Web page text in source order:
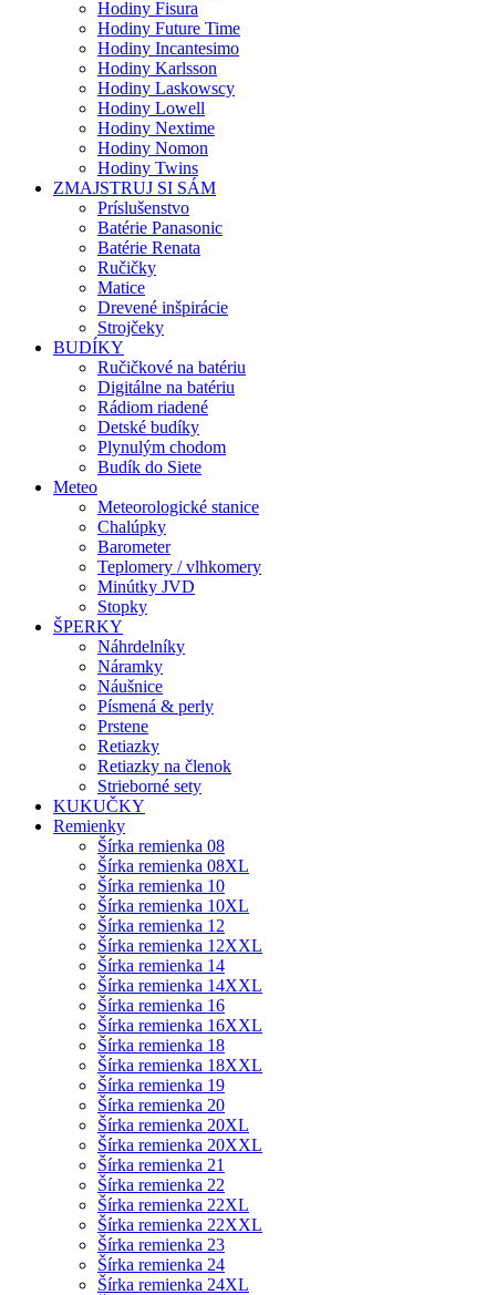
Hodiny Fisura
Hodiny Future Time
Hodiny Incantesimo
Hodiny Karlsson
Hodiny Laskowscy
Hodiny Lowell
Hodiny Nextime
Hodiny Nomon
Hodiny Twins
ZMAJSTRUJ SI SÁM
Príslušenstvo
Batérie Panasonic
Batérie Renata
Ručičky
Matice
Drevené inšpirácie
Strojčeky
BUDÍKY
Ručičkové na batériu
Digitálne na batériu
Rádiom riadené
Detské budíky
Plynulým chodom
Budík do Siete
Meteo
Meteorologické stanice
Chalúpky
Barometer
Teplomery / vlhkomery
Minútky JVD
Stopky
ŠPERKY
Náhrdelníky
Náramky
Náušnice
Písmená & perly
Prstene
Retiazky
Retiazky na členok
Strieborné sety
KUKUČKY
Remienky
Šírka remienka 08
Šírka remienka 08XL
Šírka remienka 10
Šírka remienka 10XL
Šírka remienka 12
Šírka remienka 12XXL
Šírka remienka 14
Šírka remienka 14XXL
Šírka remienka 16
Šírka remienka 16XXL
Šírka remienka 18
Šírka remienka 18XXL
Šírka remienka 19
Šírka remienka 20
Šírka remienka 20XL
Šírka remienka 20XXL
Šírka remienka 21
Šírka remienka 22
Šírka remienka 22XL
Šírka remienka 22XXL
Šírka remienka 23
Šírka remienka 24
Šírka remienka 24XL